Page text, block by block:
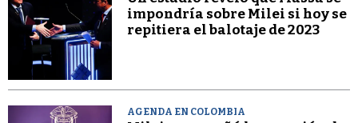
impondría sobre Milei si hoy se
repitiera el balotaje de 2023
AGENDA EN COLOMBIA